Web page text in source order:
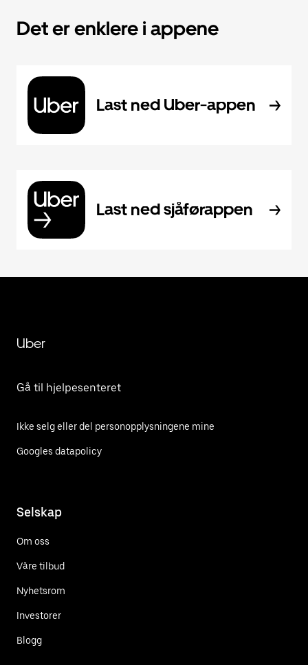
Det er enklere i appene
Last ned Uber-appen
Last ned sjåførappen
Uber
Gå til hjelpesenteret
Ikke selg eller del personopplysningene mine
Googles datapolicy
Selskap
Om oss
Våre tilbud
Nyhetsrom
Investorer
Blogg